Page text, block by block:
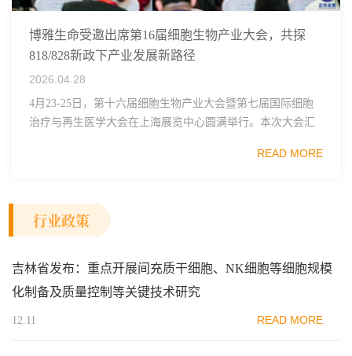
博雅生命受邀出席第16届细胞生物产业大会，共探
818/828新政下产业发展新路径
2026.04.28
4月23-25日，第十六届细胞生物产业大会暨第七届国际细胞
治疗与再生医学大会在上海展览中心圆满举行。本次大会汇
READ MORE
行业政策
吉林省发布：重点开展间充质干细胞、NK细胞等细胞规模
化制备及质量控制等关键技术研究
12.11 READ MORE